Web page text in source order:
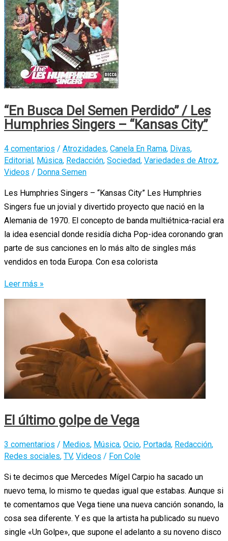
avieso
peso
de
la
justicia
“En Busca Del Semen Perdido” / Les
Humphries Singers – “Kansas City”
4 comentarios / Atrozidades, Canela En Rama, Divas,
Editorial, Música, Redacción, Sociedad, Variedades de Atroz,
Videos / Donna Semen
Les Humphries Singers – “Kansas City” Les Humphries
Singers fue un jovial y divertido proyecto que nació en la
Alemania de 1970. El concepto de banda multiétnica-racial era
la idea esencial donde residía dicha Pop-idea coronando gran
parte de sus canciones en lo más alto de singles más
vendidos en toda Europa. Con esa colorista
“En
Busca
Les
Humphries
Singers
“Kansas
Leer más »
El último golpe de Vega
3 comentarios / Medios, Música, Ocio, Portada, Redacción,
Redes sociales, TV, Videos / Fon Cole
Si te decimos que Mercedes Mígel Carpio ha sacado un
nuevo tema, lo mismo te quedas igual que estabas. Aunque si
te comentamos que Vega tiene una nueva canción sonando, la
cosa sea diferente. Y es que la artista ha publicado su nuevo
single «Un Golpe», que supone el adelanto a su noveno disco